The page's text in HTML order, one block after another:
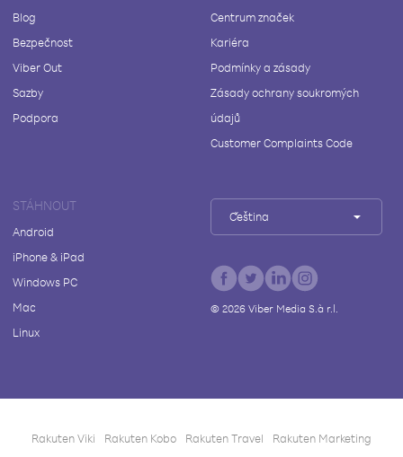
Blog
Bezpečnost
Viber Out
Sazby
Podpora
Centrum značek
Kariéra
Podmínky a zásady
Zásady ochrany soukromých
údajů
Customer Complaints Code
STÁHNOUT
Android
iPhone & iPad
Windows PC
Mac
Linux
Čeština
© 2026Viber Media S.à r.l.
Rakuten Viki Rakuten Kobo Rakuten Travel Rakuten Marketing